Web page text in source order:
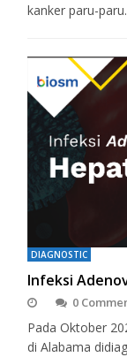
kanker paru-
DIAGNOSTIC
Infeksi
0
Pada Oktober
di Alabama